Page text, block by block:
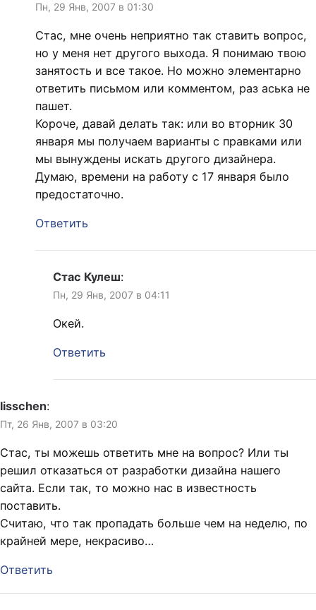
Пн, 29 Янв, 2007 в 01:30
Стас, мне очень неприятно так ставить вопрос,
но у меня нет другого выхода. Я понимаю твою
занятость и все такое. Но можно элементарно
ответить письмом или комментом, раз аська не
пашет.
Короче, давай делать так: или во вторник 30
января мы получаем варианты с правками или
мы вынуждены искать другого дизайнера.
Думаю, времени на работу с 17 января было
предостаточно.
Ответить
Стас Кулеш:
Пн, 29 Янв, 2007 в 04:11
Окей.
Ответить
lisschen:
Пт, 26 Янв, 2007 в 03:20
Стас, ты можешь ответить мне на вопрос? Или ты
решил отказаться от разработки дизайна нашего
сайта. Если так, то можно нас в известность
поставить.
Считаю, что так пропадать больше чем на неделю, по
крайней мере, некрасиво…
Ответить